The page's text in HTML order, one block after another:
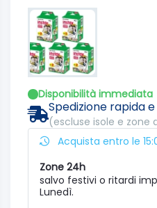
Disponibilità immediata
Spedizione rapida
(escluse isole e zone
Acquista entro le
Zone 24h
salvo festivi o ritardi
Lunedì.